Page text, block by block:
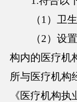
（1）卫
（2）设
构内的医疗机
所与医疗机构
《医疗机构